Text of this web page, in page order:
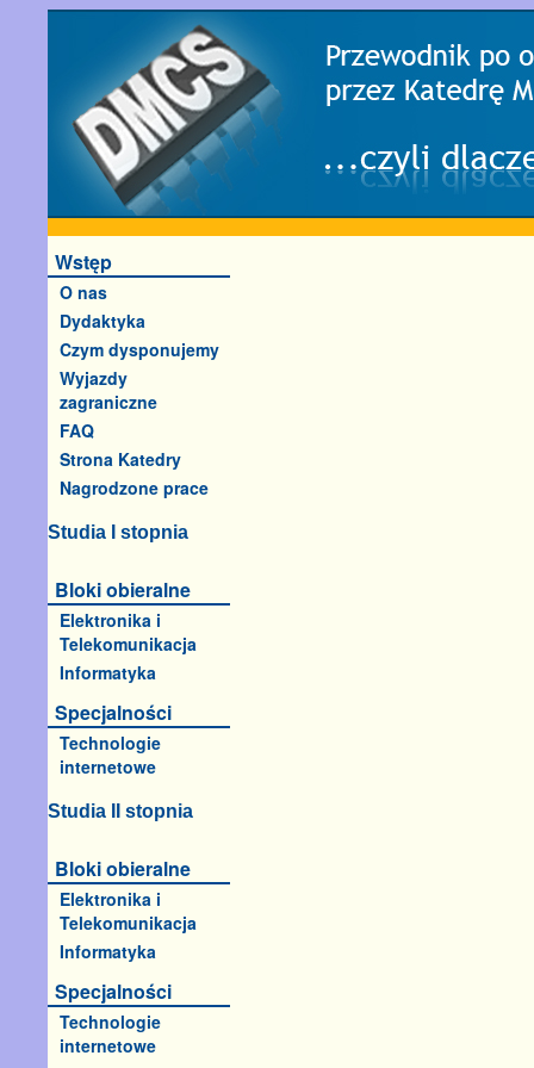
Wstęp
O nas
Dydaktyka
Czym dysponujemy
Wyjazdy
zagraniczne
FAQ
Strona Katedry
Nagrodzone prace
Studia I stopnia
Bloki obieralne
Elektronika i
Telekomunikacja
Informatyka
Specjalności
Technologie
internetowe
Studia II stopnia
Bloki obieralne
Elektronika i
Telekomunikacja
Informatyka
Specjalności
Technologie
internetowe